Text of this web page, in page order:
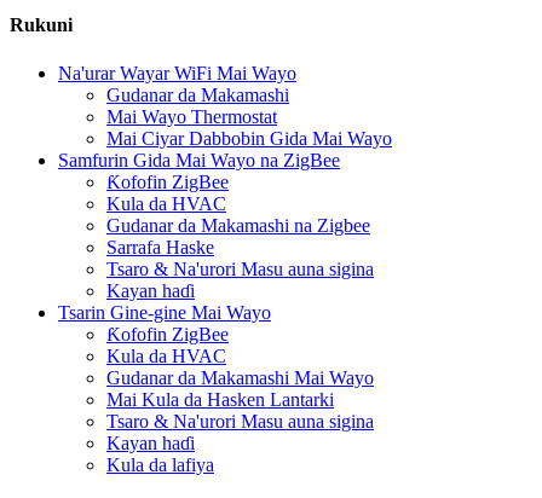
Rukuni
Na'urar Wayar WiFi Mai Wayo
Gudanar da Makamashi
Mai Wayo Thermostat
Mai Ciyar Dabbobin Gida Mai Wayo
Samfurin Gida Mai Wayo na ZigBee
Ƙofofin ZigBee
Kula da HVAC
Gudanar da Makamashi na Zigbee
Sarrafa Haske
Tsaro & Na'urori Masu auna sigina
Kayan haɗi
Tsarin Gine-gine Mai Wayo
Ƙofofin ZigBee
Kula da HVAC
Gudanar da Makamashi Mai Wayo
Mai Kula da Hasken Lantarki
Tsaro & Na'urori Masu auna sigina
Kayan haɗi
Kula da lafiya